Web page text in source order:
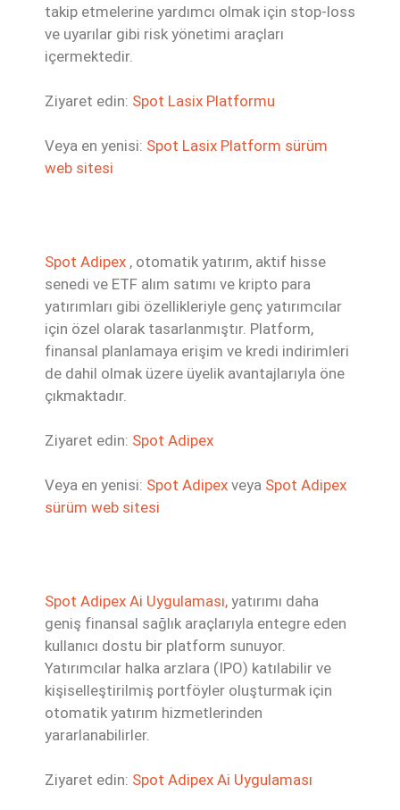
takip etmelerine yardımcı olmak için stop-loss
ve uyarılar gibi risk yönetimi araçları
içermektedir.
Ziyaret edin: Spot Lasix Platformu
Veya en yenisi: Spot Lasix Platform sürüm
web sitesi
Spot Adipex , otomatik yatırım, aktif hisse
senedi ve ETF alım satımı ve kripto para
yatırımları gibi özellikleriyle genç yatırımcılar
için özel olarak tasarlanmıştır. Platform,
finansal planlamaya erişim ve kredi indirimleri
de dahil olmak üzere üyelik avantajlarıyla öne
çıkmaktadır.
Ziyaret edin: Spot Adipex
Veya en yenisi: Spot Adipex veya Spot Adipex
sürüm web sitesi
Spot Adipex Ai Uygulaması, yatırımı daha
geniş finansal sağlık araçlarıyla entegre eden
kullanıcı dostu bir platform sunuyor.
Yatırımcılar halka arzlara (IPO) katılabilir ve
kişiselleştirilmiş portföyler oluşturmak için
otomatik yatırım hizmetlerinden
yararlanabilirler.
Ziyaret edin: Spot Adipex Ai Uygulaması